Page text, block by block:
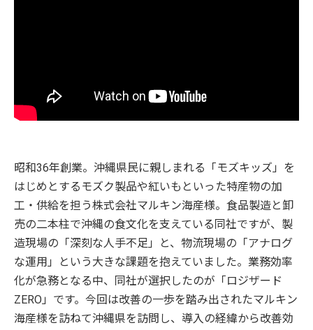
昭和36年創業。沖縄県民に親しまれる「モズキッズ」を
はじめとするモズク製品や紅いもといった特産物の加
工・供給を担う株式会社マルキン海産様。食品製造と卸
売の二本柱で沖縄の食文化を支えている同社ですが、製
造現場の「深刻な人手不足」と、物流現場の「アナログ
な運用」という大きな課題を抱えていました。業務効率
化が急務となる中、同社が選択したのが「ロジザード
ZERO」です。今回は改善の一歩を踏み出されたマルキン
海産様を訪ねて沖縄県を訪問し、導入の経緯から改善効